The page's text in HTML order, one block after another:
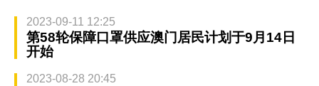
2023-09-11 12:25
第58轮保障口罩供应澳门居民计划于9月14日
开始
2023-08-28 20:45